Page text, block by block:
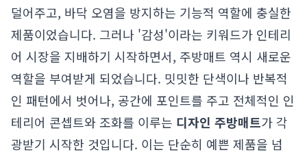
덜어주고, 바닥 오염을 방지하는 기능적 역할에 충실한
제품이었습니다. 그러나 '감성'이라는 키워드가 인테리
어 시장을 지배하기 시작하면서, 주방매트 역시 새로운
역할을 부여받게 되었습니다. 밋밋한 단색이나 반복적
인 패턴에서 벗어나, 공간에 포인트를 주고 전체적인 인
테리어 콘셉트와 조화를 이루는 디자인 주방매트가 각
광받기 시작한 것입니다. 이는 단순히 예쁜 제품을 넘